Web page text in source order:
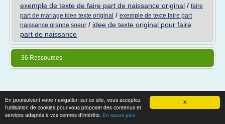
X
En poursuivant votre navigation sur ce site, vous acceptez
l'utilisation de cookies pour vous proposer des contenus et
services adaptés à vos centres d'intérêts. En savoir plus
exemple de texte de faire part de naissance original / faire
part de mariage idee texte original / exemple de texte faire part
naissance grande soeur / idee de texte original pour faire
part de naissance
36 Ressources
Thèmes associés
idee faire part bapteme gratuite